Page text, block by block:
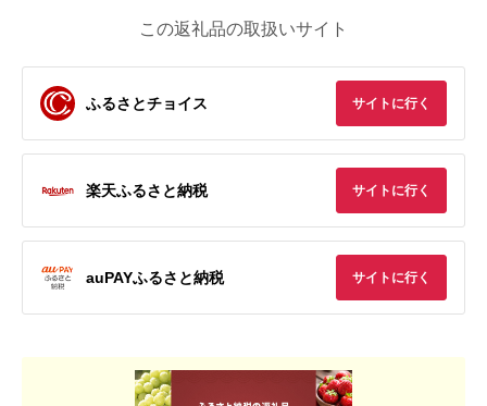
この返礼品の取扱いサイト
ふるさとチョイス サイトに行く
楽天ふるさと納税 サイトに行く
auPAYふるさと納税 サイトに行く